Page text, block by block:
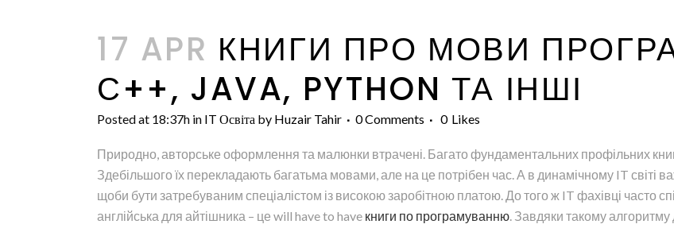
17 APR КНИГИ ПРО МОВИ
С++, JAVA, PYTHON ТА ІНШІ
Posted at 18:37h in IT Освіта by Huzair Tahir 0 Comments 0 Likes
Природно, авторське оформлення та малюнки втрачені. Багато фундаментальних профільних
Здебільшого їх перекладають багатьма мовами, але на це потрібен час. А в динамічному IT світі
щоби бути затребуваним спеціалістом із високою заробітною платою. До того ж IT фахівці часто
англійська для айтішника – це will have to have книги по програмуванню. Завдяки такому алгоритму